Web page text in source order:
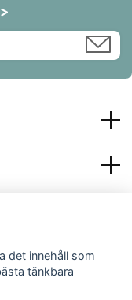
det innehåll som
tänkbara